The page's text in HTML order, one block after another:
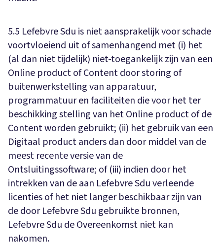
5.5 Lefebvre Sdu is niet aansprakelijk voor schade
voortvloeiend uit of samenhangend met (i) het
(al dan niet tijdelijk) niet-toegankelijk zijn van een
Online product of Content door storing of
buitenwerkstelling van apparatuur,
programmatuur en faciliteiten die voor het ter
beschikking stelling van het Online product of de
Content worden gebruikt; (ii) het gebruik van een
Digitaal product anders dan door middel van de
meest recente versie van de
Ontsluitingssoftware; of (iii) indien door het
intrekken van de aan Lefebvre Sdu verleende
licenties of het niet langer beschikbaar zijn van
de door Lefebvre Sdu gebruikte bronnen,
Lefebvre Sdu de Overeenkomst niet kan
nakomen.